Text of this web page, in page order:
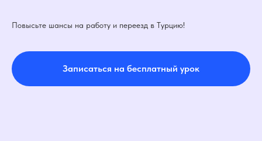
Повысьте шансы на работу и переезд в Турцию!
Записаться на бесплатный урок